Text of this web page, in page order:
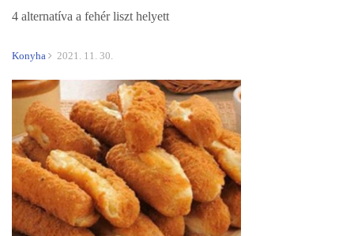
4 alternatíva a fehér liszt helyett
Konyha 2021. 11. 30.